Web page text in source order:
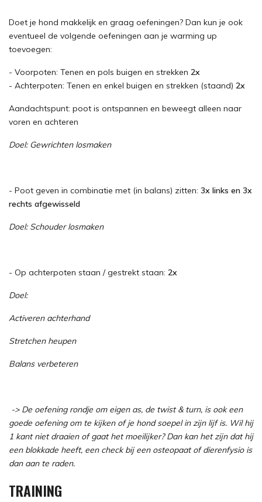
Doet je hond makkelijk en graag oefeningen? Dan kun je ook
eventueel de volgende oefeningen aan je warming up
toevoegen:
- Voorpoten: Tenen en pols buigen en strekken 2x
- Achterpoten: Tenen en enkel buigen en strekken (staand) 2x
Aandachtspunt: poot is ontspannen en beweegt alleen naar
voren en achteren
Doel: Gewrichten losmaken
- Poot geven in combinatie met (in balans) zitten: 3x links en 3x
rechts afgewisseld
Doel: Schouder losmaken
- Op achterpoten staan / gestrekt staan: 2x
Doel:
Activeren achterhand
Stretchen heupen
Balans verbeteren
-> De oefening rondje om eigen as, de twist & turn, is ook een
goede oefening om te kijken of je hond soepel in zijn lijf is. Wil hij
1 kant niet draaien of gaat het moeilijker? Dan kan het zijn dat hij
een blokkade heeft, een check bij een osteopaat of dierenfysio is
dan aan te raden.
TRAINING